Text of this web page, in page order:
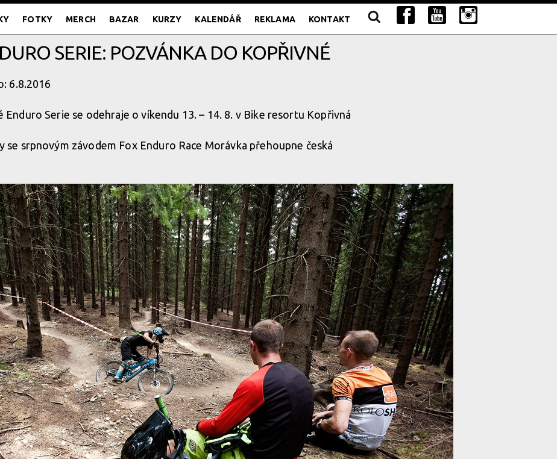
FOTKY MERCH BAZAR KURZY KALENDÁŘ REKLAMA KONTAKT
SERIE: POZVÁNKA DO KOPŘIVNÉ
6.8.2016
Enduro Serie se odehraje o víkendu 13. – 14. 8. v Bike resortu Kopřivná
se srpnovým závodem Fox Enduro Race Morávka přehoupne česká